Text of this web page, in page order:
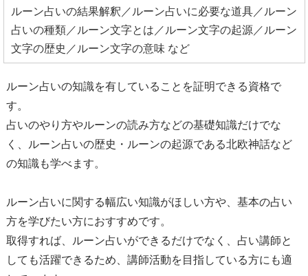
ルーン占いの結果解釈／ルーン占いに必要な道具／ルーン
占いの種類／ルーン文字とは／ルーン文字の起源／ルーン
文字の歴史／ルーン文字の意味 など
ルーン占いの知識を有していることを証明できる資格で
す。
占いのやり方やルーンの読み方などの基礎知識だけでな
く、ルーン占いの歴史・ルーンの起源である北欧神話など
の知識も学べます。
ルーン占いに関する幅広い知識がほしい方や、基本の占い
方を学びたい方におすすめです。
取得すれば、ルーン占いができるだけでなく、占い講師と
しても活躍できるため、講師活動を目指している方にも適